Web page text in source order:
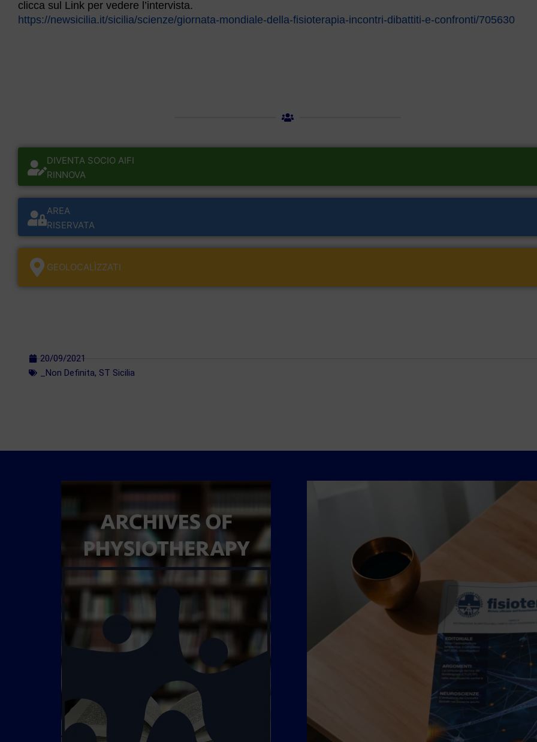
clicca sul Link per vedere l’intervista.
https://newsicilia.it/sicilia/scienze/giornata-mondiale-della-fisioterapia-incontri-dibattiti-e-confronti/705630
DIVENTA SOCIO AIFI
RINNOVA
AREA
RISERVATA
GEOLOCALÌZZATI
20/09/2021
_Non Definita, ST Sicilia